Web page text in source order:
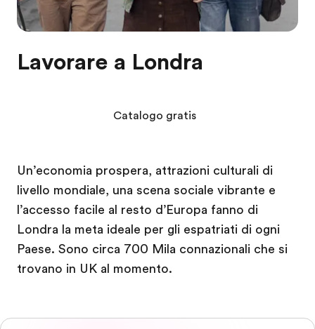
Lavorare a Londra
Un’economia prospera, attrazioni culturali di
livello mondiale, una scena sociale vibrante e
l’accesso facile al resto d’Europa fanno di
Londra la meta ideale per gli espatriati di ogni
Paese. Sono circa 700 Mila connazionali che si
trovano in UK al momento.
Catalogo gratis